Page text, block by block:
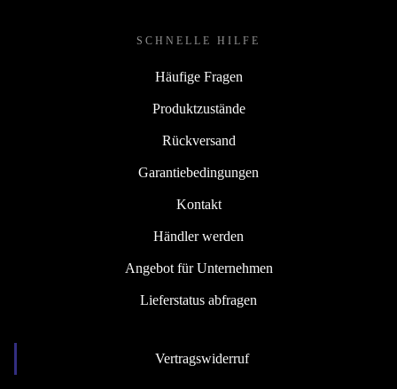
SCHNELLE HILFE
Häufige Fragen
Produktzustände
Rückversand
Garantiebedingungen
Kontakt
Händler werden
Angebot für Unternehmen
Lieferstatus abfragen
Vertragswiderruf